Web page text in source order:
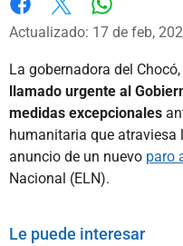
Facebook
X
Actualizado: 17 de feb,
La gobernadora del Chocó,
llamado urgente al
medidas excepcionales
humanitaria que atraviesa
anuncio de un nuevo paro
Nacional (ELN).
Le puede interesar